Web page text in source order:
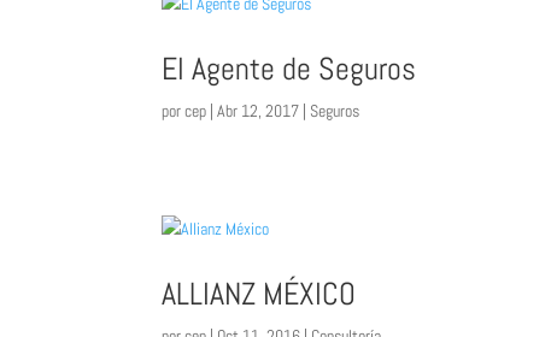
El Agente de Seguros
porcep |Abr 12, 2017 | Seguros
ALLIANZ MÉXICO